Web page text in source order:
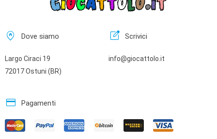
home_pin Dove siamo
Largo Ciraci 19
72017 Ostuni (BR)
edit_square Scrivici
info@giocattolo.it
credit_card Pagamenti